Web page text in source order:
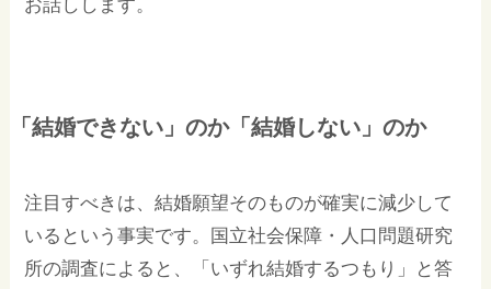
お話しします。
「結婚できない」のか「結婚しない」のか
注目すべきは、結婚願望そのものが確実に減少して
いるという事実です。国立社会保障・人口問題研究
所の調査によると、「いずれ結婚するつもり」と答